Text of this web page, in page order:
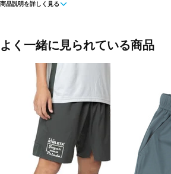
ネイビー
■生産国:ミャンマー
■2026年モデル
■メーカー型番：02439
商品説明を詳しく見る
よく一緒に見られている商品